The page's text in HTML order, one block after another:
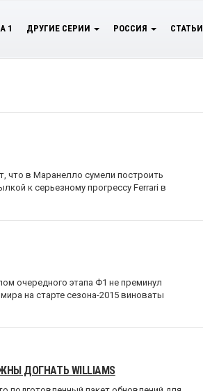
1 ДРУГИЕ СЕРИИ РОССИЯ СТАТЬИ
что в Маранелло сумели построить
к серьезному прогрессу Ferrari в
очередного этапа Ф1 не преминул
на старте сезона-2015 виноваты
ДОГНАТЬ WILLIAMS